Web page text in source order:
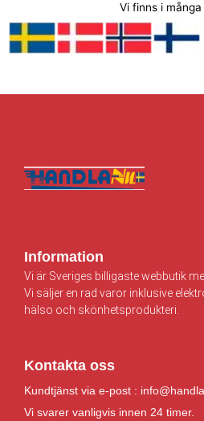
Vi finns i många
Information
Vi är Sveriges billigaste webbutik
Vi säljer en rad varor inklusive
hälso och skönhetsprodukteri.
Kontakta oss
Kundtjänst via e-post :
Vi svarer vanligvis innen 24 timer.